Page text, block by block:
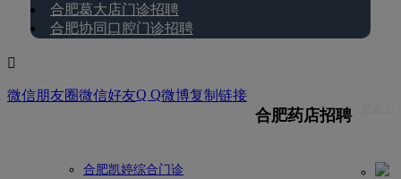
合肥葛大店门诊招聘
合肥协同口腔门诊招聘

微信朋友圈微信好友Q Q微博复制链接
合肥药店招聘
合肥凯婷综合门诊